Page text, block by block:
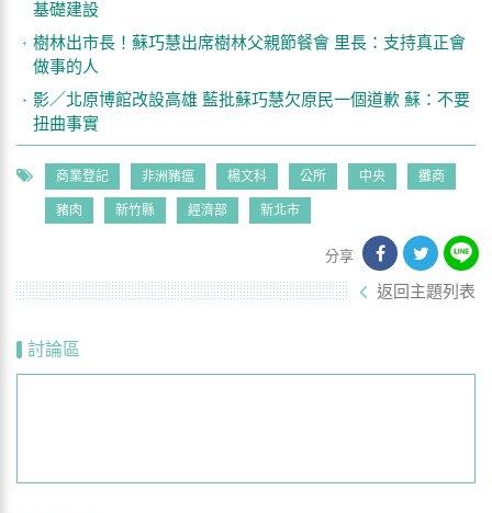
基礎建設
樹林出市長！蘇巧慧出席樹林父親節餐會 里長：支持真正會
做事的人
影／北原博館改設高雄 藍批蘇巧慧欠原民一個道歉 蘇：不要
扭曲事實
商業登記 非洲豬瘟 楊文科 公所 中央 攤商
豬肉 新竹縣 經濟部 新北市
分享
返回主題列表
討論區